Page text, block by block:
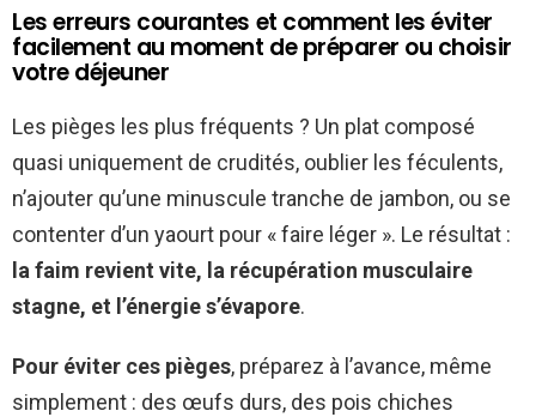
Les erreurs courantes et comment les éviter
facilement au moment de préparer ou choisir
votre déjeuner
Les pièges les plus fréquents ? Un plat composé
quasi uniquement de crudités, oublier les féculents,
n’ajouter qu’une minuscule tranche de jambon, ou se
contenter d’un yaourt pour « faire léger ». Le résultat :
la faim revient vite, la récupération musculaire
stagne, et l’énergie s’évapore.
Pour éviter ces pièges, préparez à l’avance, même
simplement : des œufs durs, des pois chiches